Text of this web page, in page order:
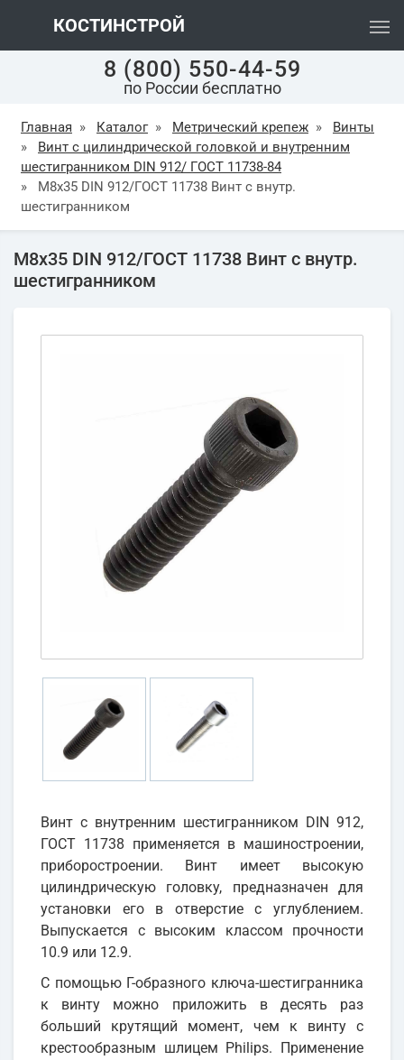
КОСТИНСТРОЙ
8 (800) 550-44-59
по России бесплатно
Главная » Каталог » Метрический крепеж »
Винты
»
Винт с цилиндрической головкой и внутренним
шестигранником DIN 912/ ГОСТ 11738-84
»
М8х35 DIN 912/ГОСТ 11738 Винт с внутр.
шестигранником
М8х35 DIN 912/ГОСТ 11738 Винт с внутр.
шестигранником
Винт с внутренним шестигранником DIN 912,
ГОСТ 11738 применяется в машиностроении,
приборостроении. Винт имеет высокую
цилиндрическую головку, предназначен для
установки его в отверстие с углублением.
Выпускается с высоким классом прочности
10.9 или 12.9.
С помощью Г-образного ключа-шестигранника
к винту можно приложить в десять раз
больший крутящий момент, чем к винту с
крестообразным шлицем Philips. Применение